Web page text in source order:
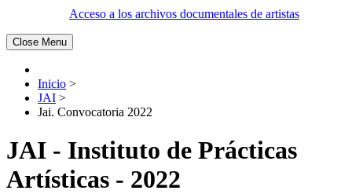
Acceso a los archivos documentales de artistas
Close Menu
Inicio >
JAI >
Jai. Convocatoria 2022
JAI - Instituto de Prácticas
Artísticas - 2022